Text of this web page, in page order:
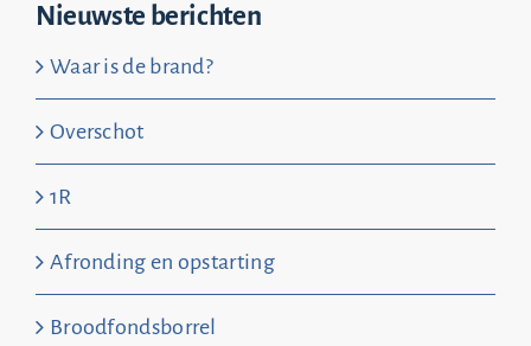
Nieuwste berichten
Waar is de brand?
Overschot
1R
Afronding en opstarting
Broodfondsborrel